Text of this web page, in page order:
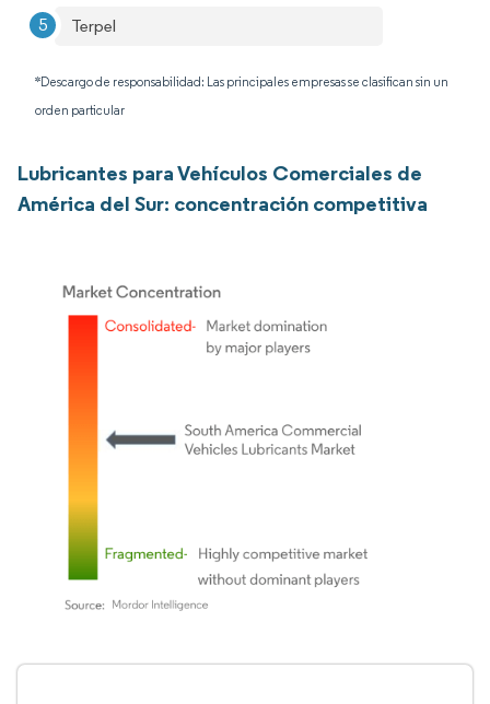
Terpel
*Descargo de responsabilidad: Las principales empresas se clasifican sin un
orden particular
Lubricantes para Vehículos Comerciales de
América del Sur: concentración competitiva